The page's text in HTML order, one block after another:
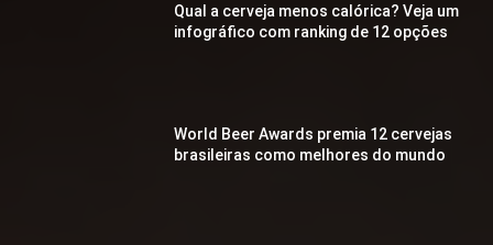
Qual a cerveja menos calórica? Veja um
infográfico com ranking de 12 opções
World Beer Awards premia 12 cervejas
brasileiras como melhores do mundo